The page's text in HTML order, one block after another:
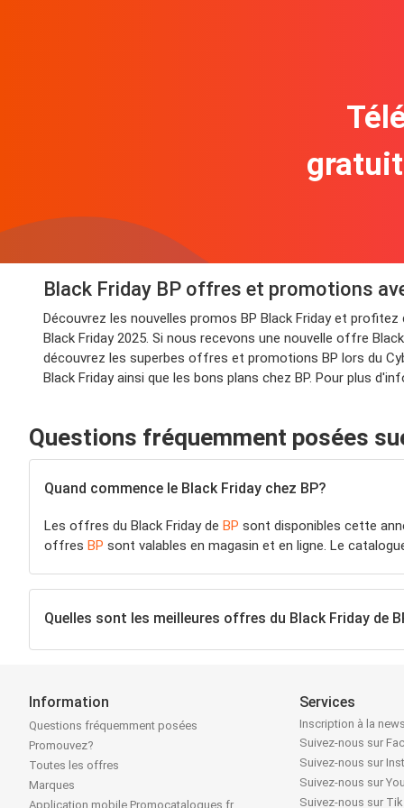
Black Friday BP offres et promotions
Découvrez les nouvelles promos BP Black Friday et
Black Friday 2025. Si nous recevons une nouvelle offre
découvrez les superbes offres et promotions BP lors du
Black Friday ainsi que les bons plans chez BP. Pour plus
Questions fréquemment posées
Quand commence le Black Friday chez BP?
Les offres du Black Friday de BP sont disponibles cette
offres BP sont valables en magasin et en ligne. Le
Quelles sont les meilleures offres du Black Friday de
Information
Questions fréquemment posées
Promouvez?
Toutes les offres
Marques
Application mobile Promocatalogues.fr
Services
Inscription à la
Suivez-nous sur
Suivez-nous sur
Suivez-nous sur
Suivez-nous sur